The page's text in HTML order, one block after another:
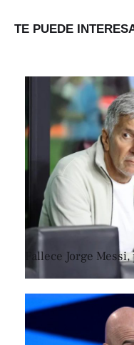
TE PUEDE
Fallece Jorge